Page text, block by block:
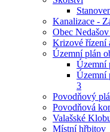
Kanalizace -
Obec
Krizové řízení
Územní plán
Územní
Územní
3
Povodňový
Povodňová
Valašské
Místní hřbitov